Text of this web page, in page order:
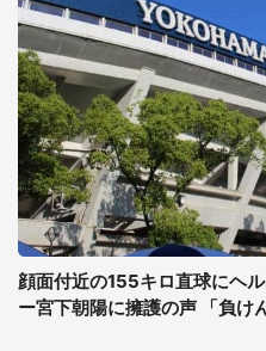
顔面付近の155キロ直球にヘ
ー宮下朝陽に擁護の声 「負け